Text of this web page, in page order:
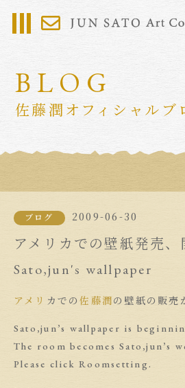
BLOG
佐藤潤オフィシャルブ
ブログ 2009-06-30
アメリカでの壁紙発売、
Sato,jun's wallpaper
アメリ カでの佐藤潤の壁紙の販売
Sato,jun’s wallpaper is
The room becomes Sato,jun’s
Please click Roomsetting.